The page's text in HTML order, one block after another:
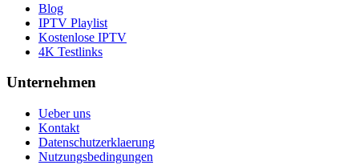
Blog
IPTV Playlist
Kostenlose IPTV
4K Testlinks
Unternehmen
Ueber uns
Kontakt
Datenschutzerklaerung
Nutzungsbedingungen